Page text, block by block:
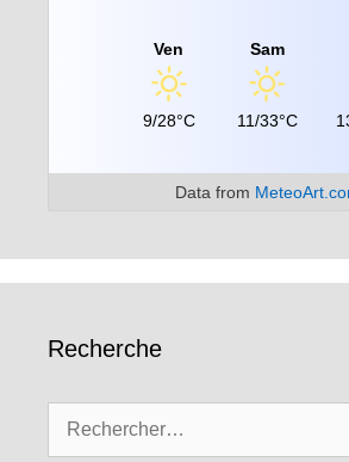
Ven
9/28°C
Sam
11/33°C
Data from
Recherche
Rechercher :